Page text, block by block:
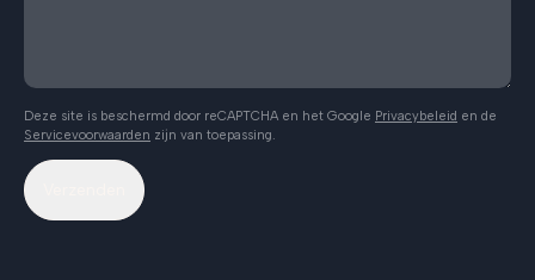
Deze site is beschermd door reCAPTCHA en het Google Privacybeleid en de
Servicevoorwaarden zijn van toepassing.